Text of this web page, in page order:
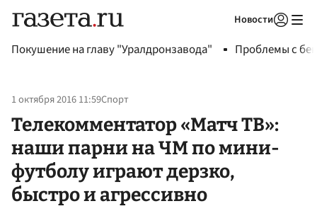
Новости
Покушение на главу "Уралдронзавода" Проблемы с
1 октября 2016 11:59Спорт
Телекомментатор «Матч ТВ»:
наши парни на ЧМ по мини-
футболу играют дерзко,
быстро и агрессивно